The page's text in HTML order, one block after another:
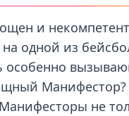
и
одной из
особенно
Манифестор?
не